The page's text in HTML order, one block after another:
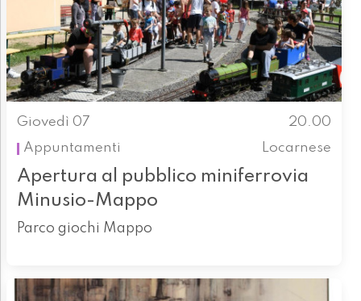
Giovedì 07
20.00
Appuntamenti
Locarnese
Apertura al pubblico miniferrovia
Minusio-Mappo
Parco giochi Mappo